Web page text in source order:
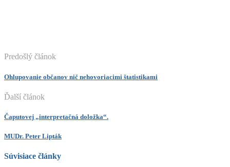
Predošlý článok
Ohlupovanie občanov nič nehovoriacimi štatistikami
Ďalší článok
Čaputovej „interpretačná doložka“.
MUDr. Peter Lipták
Súvisiace články